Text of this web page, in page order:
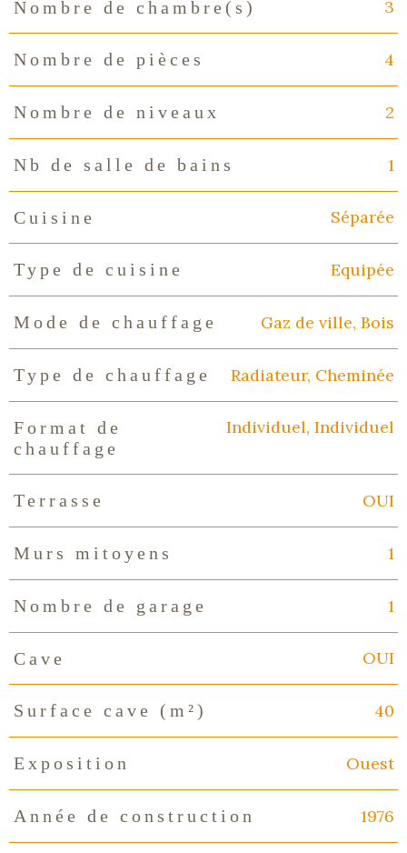
Nombre de chambre(s) 3
Nombre de pièces 4
Nombre de niveaux 2
Nb de salle de bains 1
Cuisine Séparée
Type de cuisine Equipée
Mode de chauffage Gaz de ville, Bois
Type de chauffage Radiateur, Cheminée
Format de
chauffage
Individuel, Individuel
Terrasse OUI
Murs mitoyens 1
Nombre de garage 1
Cave OUI
Surface cave (m²) 40
Exposition Ouest
Année de construction 1976